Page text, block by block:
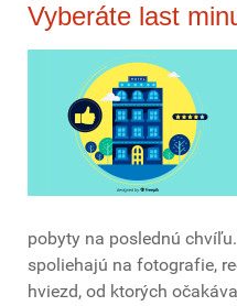
Vyberáte last
pobyty na poslednú
spoliehajú na fotografie,
hviezd, od ktorých